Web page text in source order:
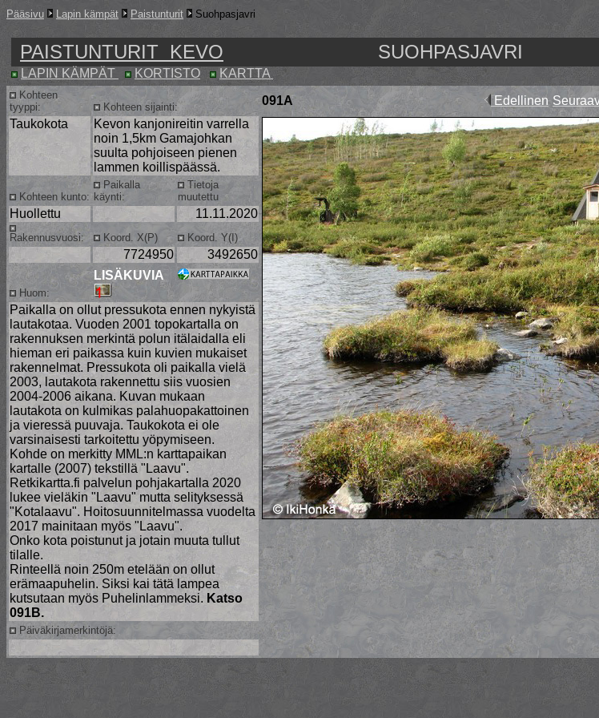
Pääsivu Lapin kämpät Paistunturit Suohpasjavri
PAISTUNTURIT KEVO SUOHPASJAVRI
LAPIN KÄMPÄT KORTISTO KARTTA
Kohteen
tyyppi:
Kohteen sijainti: 091A Edellinen
Taukokota
Kevon kanjonireitin varrella
noin 1,5km Gamajohkan
suulta pohjoiseen pienen
lammen koillispäässä.
Kohteen kunto:
Paikalla
käynti:
Tietoja
muutettu
Huollettu 11.11.2020
Rakennusvuosi: Koord. X(P) Koord. Y(I)
7724950 3492650
Huom:
LISÄKUVIA
Paikalla on ollut pressukota ennen nykyistä
lautakotaa. Vuoden 2001 topokartalla on
rakennuksen merkintä polun itälaidalla eli
hieman eri paikassa kuin kuvien mukaiset
rakennelmat. Pressukota oli paikalla vielä
2003, lautakota rakennettu siis vuosien
2004-2006 aikana. Kuvan mukaan
lautakota on kulmikas palahuopakattoinen
ja vieressä puuvaja. Taukokota ei ole
varsinaisesti tarkoitettu yöpymiseen.
Kohde on merkitty MML:n karttapaikan
kartalle (2007) tekstillä "Laavu".
Retkikartta.fi palvelun pohjakartalla 2020
lukee vieläkin "Laavu" mutta selityksessä
"Kotalaavu". Hoitosuunnitelmassa vuodelta
2017 mainitaan myös "Laavu".
Onko kota poistunut ja jotain muuta tullut
tilalle.
Rinteellä noin 250m etelään on ollut
erämaapuhelin. Siksi kai tätä lampea
kutsutaan myös Puhelinlammeksi. Katso
091B.
Päiväkirjamerkintöjä: